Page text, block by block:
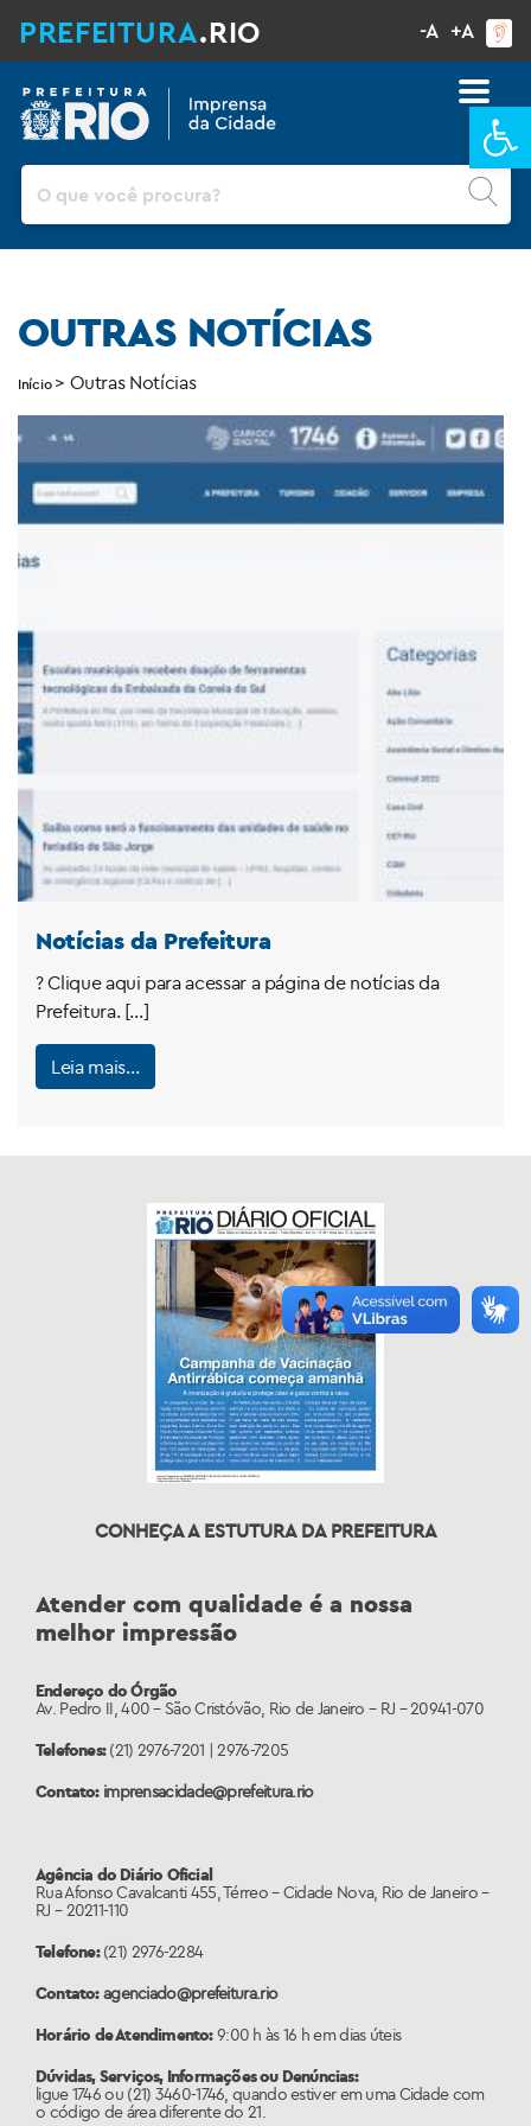
PREFEITURA.RIO -A +A
OUTRAS NOTÍCIAS
Início > Outras Notícias
Notícias da Prefeitura
? Clique aqui para acessar a página de notícias da
Prefeitura. […]
Leia mais…
CONHEÇA A ESTUTURA DA PREFEITURA
Atender com qualidade é a nossa
melhor impressão
Endereço do Órgão
Av. Pedro II, 400 – São Cristóvão, Rio de Janeiro – RJ – 20941-070
Telefones:(21) 2976-7201 | 2976-7205
Contato: imprensacidade@prefeitura.rio
Agência do Diário Oficial
Rua Afonso Cavalcanti 455, Térreo – Cidade Nova, Rio de Janeiro –
RJ – 20211-110
Telefone:(21) 2976-2284
Contato:agenciado@prefeitura.rio
Horário de Atendimento:9:00 h às 16 h em dias úteis
Dúvidas, Serviços, Informações ou Denúncias:
ligue 1746 ou (21) 3460-1746, quando estiver em uma Cidade com
o código de área diferente do 21.